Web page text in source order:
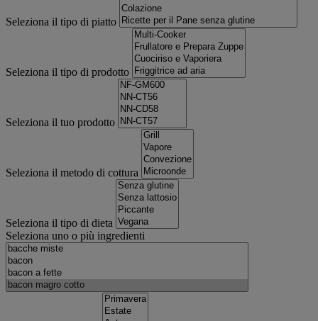
Seleziona il tipo di piatto
Seleziona il tipo di prodotto
Seleziona il tuo prodotto
Seleziona il metodo di cottura
Seleziona il tipo di dieta
Seleziona uno o più ingredienti